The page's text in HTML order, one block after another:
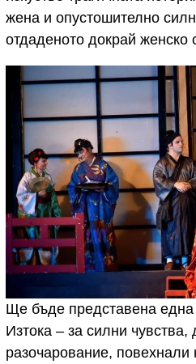
жена и опустошително
отдаденото докрай женско
Ще бъде представена една
Изтока – за силни чувства,
разочарование,